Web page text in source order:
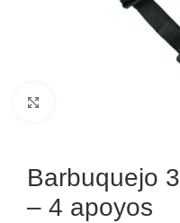
Barbuquejo 3
– 4 apoyos